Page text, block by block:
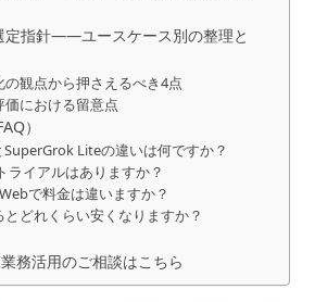
定指針——ユースケース別の整理と
の観点から押さえるべき4点
価における留意点
）
Liteの違いは何ですか？
ライアルはありますか？
で料金は違いますか？
どれくらい安くなりますか？
務活用のご相談はこちら